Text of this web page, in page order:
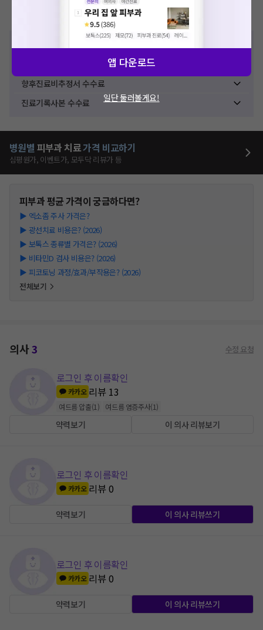
향후진료비추정서 수수료
진료기록사본 수수료
병원별 피부과 치료가격 비교하기
심평원가, 이벤트가, 모두닥 리뷰가 등
피부과평균 가격이 궁금하다면?
▶ 엑소좀 주사 가격은?
▶ 광선치료 비용은? (2026)
▶ 보톡스 종류별 가격은? (2026)
▶ 비타민D 검사 비용은? (2026)
▶ 피코토닝 과정/효과/부작용은? (2026)
전체보기
의사3 수정 요청
로그인 후 이름확인
카카오 리뷰 13
여드름 압출(1 ) 여드름 염증주사(1)
약력보기 이 의사 리뷰보기
로그인 후 이름확인
카카오 리뷰0
약력보기 이 의사 리뷰쓰기
로그인 후 이름확인
카카오 리뷰0
약력보기 이 의사 리뷰쓰기
앱 다운로드
일단 둘러볼게요!